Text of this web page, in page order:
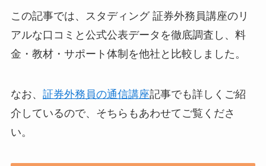
この記事では、スタディング 証券外務員講座のリ
アルな口コミと公式公表データを徹底調査し、料
金・教材・サポート体制を他社と比較しました。
なお、 証券外務員の通信講座記事でも詳しくご紹
介しているので、そちらもあわせてご覧くださ
い。